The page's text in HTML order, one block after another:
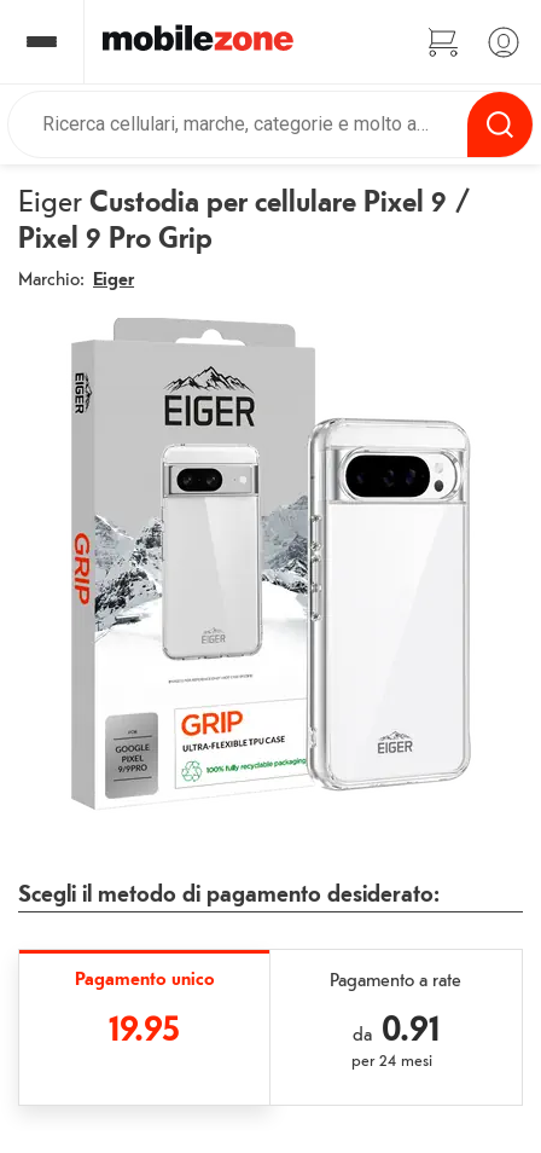
EigerCustodia per cellulare Pixel 9 /
Pixel 9 Pro Grip
Marchio: Eiger
Scegli il metodo di pagamento desiderato:
Pagamento unico
19.95
Pagamento a rate
da0.91
per24 mesi